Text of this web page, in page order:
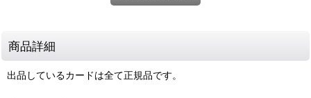
商品詳細
出品しているカードは全て正規品です。